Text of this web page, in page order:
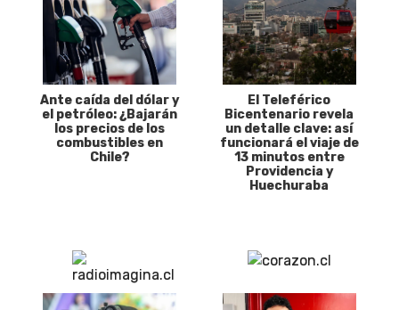
Ante caída del dólar y
el petróleo: ¿Bajarán
los precios de los
combustibles en
Chile?
El Teleférico
Bicentenario revela
un detalle clave: así
funcionará el viaje de
13 minutos entre
Providencia y
Huechuraba